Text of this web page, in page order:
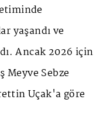
yaşandı ve
Ancak 2026 için
Sebze
Uçak'a göre